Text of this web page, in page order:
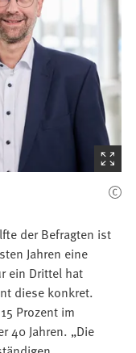
(Startet
den
der Befragten ist
Jahren eine
ein Drittel hat
diese konkret.
Prozent im
40 Jahren. „Die